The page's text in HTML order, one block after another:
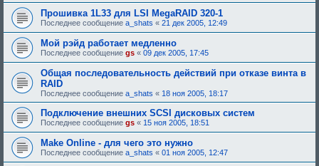
Прошивка 1L33 для LSI MegaRAID 320-1
Последнее сообщение a_shats « 21 дек 2005, 12:49
Мой рэйд работает медленно
Последнее сообщение gs « 09 дек 2005, 17:45
Общая последовательность действий при отказе винта в
RAID
Последнее сообщение a_shats « 18 ноя 2005, 18:17
Подключение внешних SCSI дисковых систем
Последнее сообщение gs « 15 ноя 2005, 18:51
Make Online - для чего это нужно
Последнее сообщение a_shats « 01 ноя 2005, 12:47